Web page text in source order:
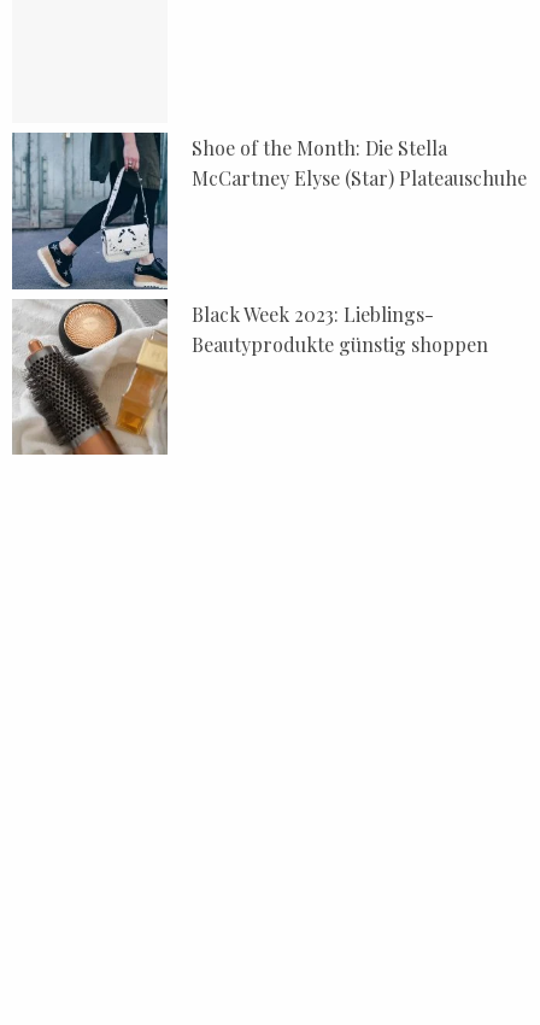
Shoe of the Month: Die Stella
McCartney Elyse (Star) Plateauschuhe
Black Week 2023: Lieblings-
Beautyprodukte günstig shoppen